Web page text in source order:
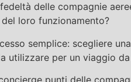
delle compagnie
loro funzionamento?
semplice: scegliere
utilizzare per un viaggio